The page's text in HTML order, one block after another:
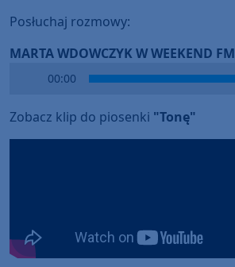
Posłuchaj rozmowy:
MARTA WDOWCZYK W WEEKEND FM
00:00
Zobacz klip do piosenki "Tonę"